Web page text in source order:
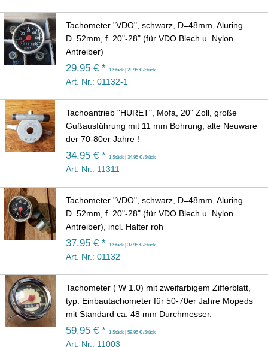
Tachometer "VDO", schwarz, D=48mm, Aluring
D=52mm, f. 20"-28" (für VDO Blech u. Nylon
Antreiber)
29.95 € * 1 Stück | 29.95 € /Stück
Art. Nr.: 01132-1
Tachoantrieb "HURET", Mofa, 20" Zoll, große
Gußausführung mit 11 mm Bohrung, alte Neuware
der 70-80er Jahre !
34.95 € * 1 Stück | 34.95 € /Stück
Art. Nr.: 11311
Tachometer "VDO", schwarz, D=48mm, Aluring
D=52mm, f. 20"-28" (für VDO Blech u. Nylon
Antreiber), incl. Halter roh
37.95 € * 1 Stück | 37.95 € /Stück
Art. Nr.: 01132
Tachometer ( W 1.0) mit zweifarbigem Zifferblatt,
typ. Einbautachometer für 50-70er Jahre Mopeds
mit Standard ca. 48 mm Durchmesser.
59.95 € * 1 Stück | 59.95 € /Stück
Art. Nr.: 11003